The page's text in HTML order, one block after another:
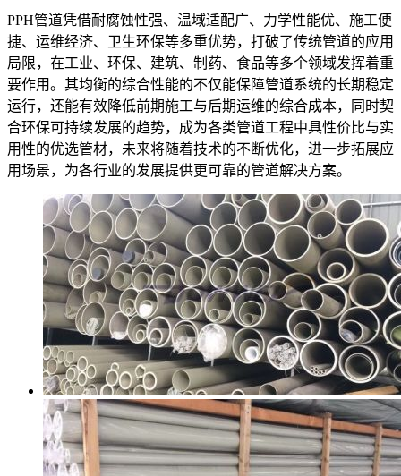
PPH管道凭借耐腐蚀性强、温域适配广、力学性能优、施工便
捷、运维经济、卫生环保等多重优势，打破了传统管道的应用
局限，在工业、环保、建筑、制药、食品等多个领域发挥着重
要作用。其均衡的综合性能的不仅能保障管道系统的长期稳定
运行，还能有效降低前期施工与后期运维的综合成本，同时契
合环保可持续发展的趋势，成为各类管道工程中具性价比与实
用性的优选管材，未来将随着技术的不断优化，进一步拓展应
用场景，为各行业的发展提供更可靠的管道解决方案。